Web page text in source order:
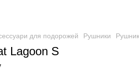
для подорожей Рушники
Lagoon S